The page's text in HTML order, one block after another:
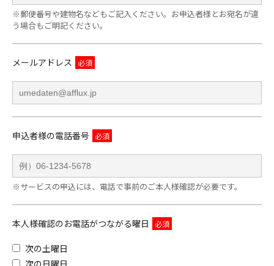
※郵便番号や建物名などもご記入ください。お申込者様とお宛名が違
う場合もご明記ください。
メールアドレス
申込者様の電話番号
※サービスの申込には、電話で事前のご本人様確認が必要です。
本人様確認のお電話がつながる曜日
次の土曜日
次の日曜日